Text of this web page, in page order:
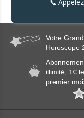
📞
Votre Grand
Horoscope
illimité, 1€ le
premier